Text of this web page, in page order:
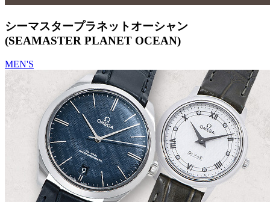
シーマスタープラネットオーシャン
(SEAMASTER PLANET OCEAN)
MEN'S